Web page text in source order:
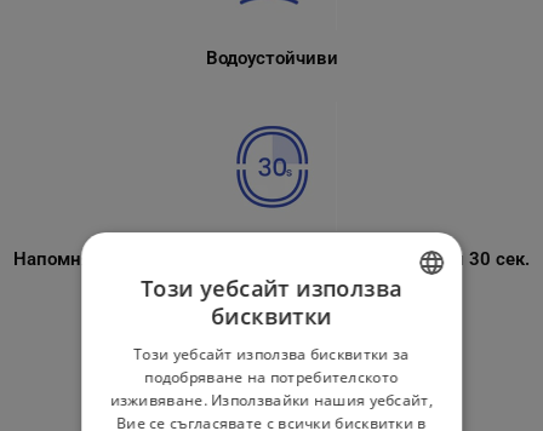
Водоустойчиви
Напомняне за смяна на зоната на четкане на всеки 30 сек.
Този уебсайт използва
бисквитки
Този уебсайт използва бисквитки за
подобряване на потребителското
изживяване. Използвайки нашия уебсайт,
Вие се съгласявате с всички бисквитки в